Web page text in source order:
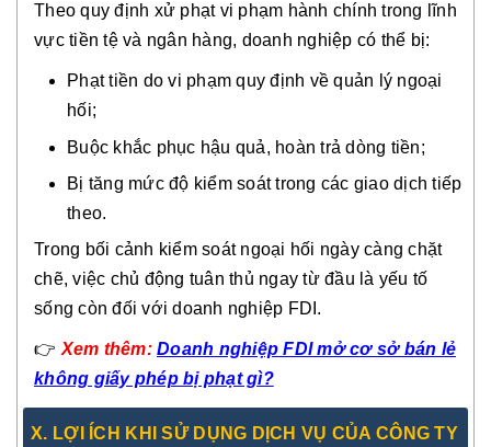
Theo quy định xử phạt vi phạm hành chính trong lĩnh
vực tiền tệ và ngân hàng, doanh nghiệp có thể bị:
Phạt tiền do vi phạm quy định về quản lý ngoại
hối;
Buộc khắc phục hậu quả, hoàn trả dòng tiền;
Bị tăng mức độ kiểm soát trong các giao dịch tiếp
theo.
Trong bối cảnh kiểm soát ngoại hối ngày càng chặt
chẽ, việc chủ động tuân thủ ngay từ đầu là yếu tố
sống còn đối với doanh nghiệp FDI.
👉 Xem thêm: Doanh nghiệp FDI mở cơ sở bán lẻ
không giấy phép bị phạt gì?
X. LỢI ÍCH KHI SỬ DỤNG DỊCH VỤ CỦA CÔNG TY